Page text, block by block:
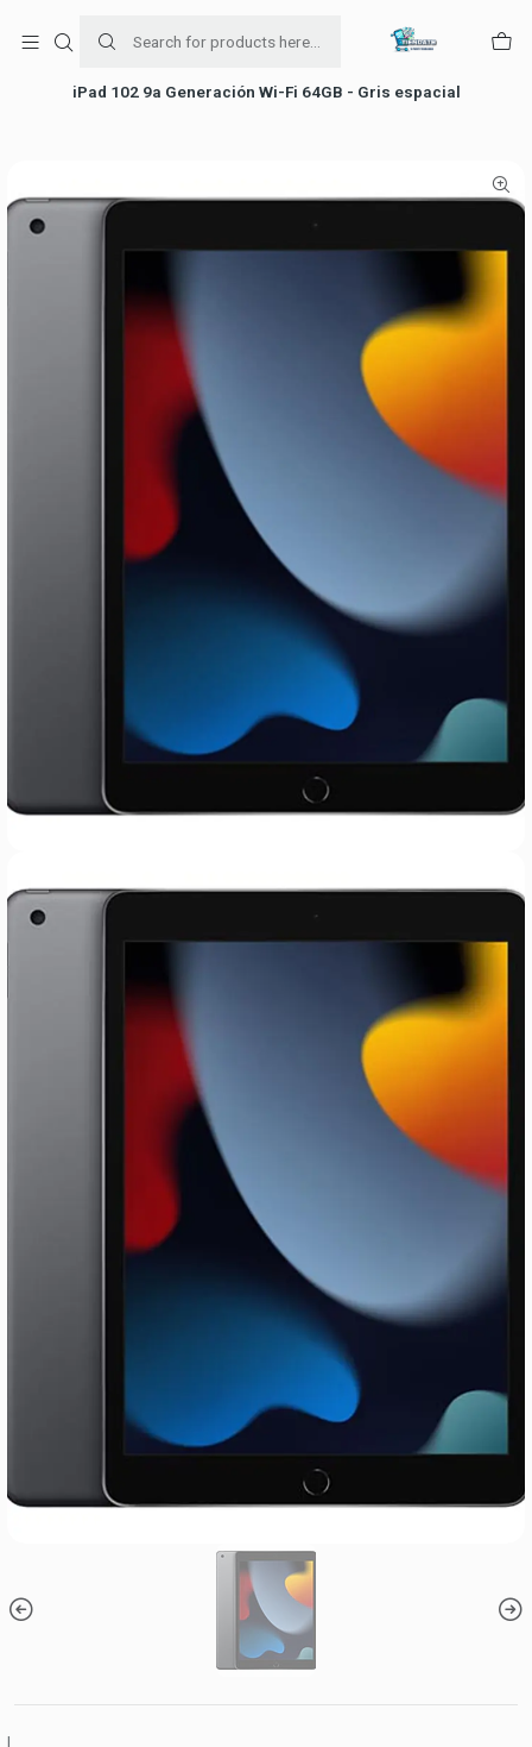
+56954787534
iPad 102 9a Generación Wi-Fi 64GB - Gris espacial
|